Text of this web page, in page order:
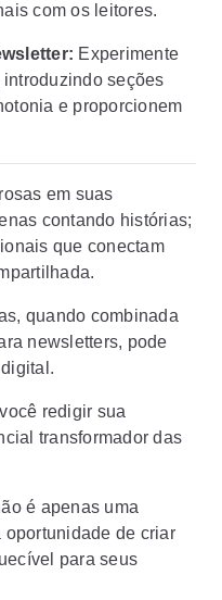
com os leitores.
Experimente
seções
e proporcionem
em suas
contando histórias;
que conectam
quando combinada
newsletters, pode
redigir sua
transformador das
é apenas uma
oportunidade de criar
para seus